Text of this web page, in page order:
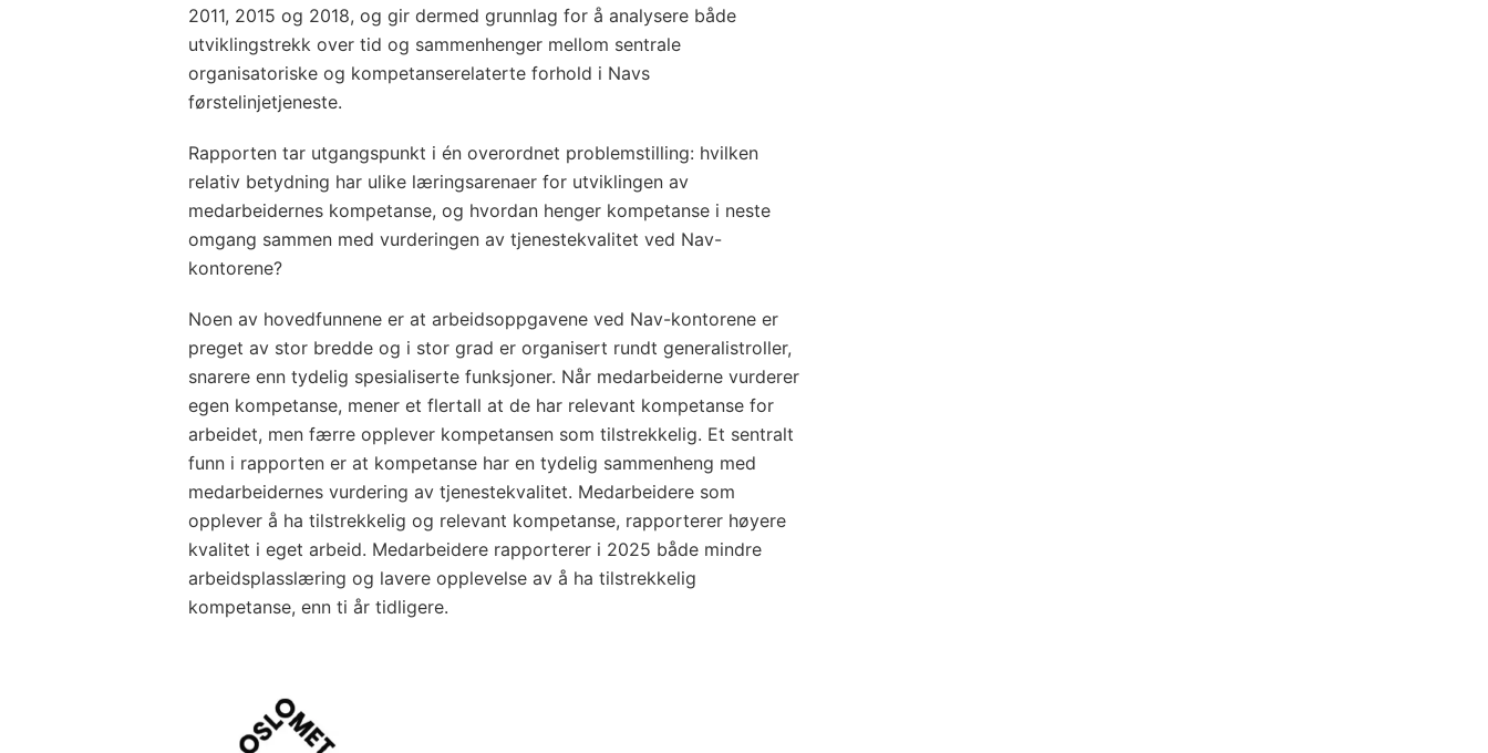
2011, 2015 og 2018, og gir dermed grunnlag for å analysere både
utviklingstrekk over tid og sammenhenger mellom sentrale
organisatoriske og kompetanserelaterte forhold i Navs
førstelinjetjeneste.
Rapporten tar utgangspunkt i én overordnet problemstilling: hvilken
relativ betydning har ulike læringsarenaer for utviklingen av
medarbeidernes kompetanse, og hvordan henger kompetanse i neste
omgang sammen med vurderingen av tjenestekvalitet ved Nav-
kontorene?
Noen av hovedfunnene er at arbeidsoppgavene ved Nav-kontorene er
preget av stor bredde og i stor grad er organisert rundt generalistroller,
snarere enn tydelig spesialiserte funksjoner. Når medarbeiderne vurderer
egen kompetanse, mener et flertall at de har relevant kompetanse for
arbeidet, men færre opplever kompetansen som tilstrekkelig. Et sentralt
funn i rapporten er at kompetanse har en tydelig sammenheng med
medarbeidernes vurdering av tjenestekvalitet. Medarbeidere som
opplever å ha tilstrekkelig og relevant kompetanse, rapporterer høyere
kvalitet i eget arbeid. Medarbeidere rapporterer i 2025 både mindre
arbeidsplasslæring og lavere opplevelse av å ha tilstrekkelig
kompetanse, enn ti år tidligere.